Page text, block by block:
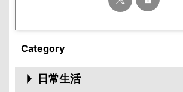
Category
日常生活